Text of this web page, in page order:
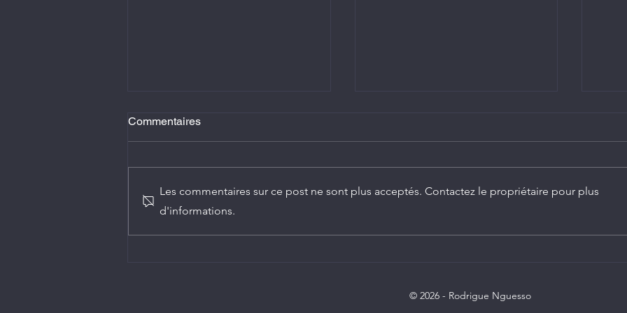
Commentaires
Les commentaires sur ce post ne sont plus acceptés. Contactez le propriétaire pour plus
d'informations.
© 2026 - Rodrigue Nguesso